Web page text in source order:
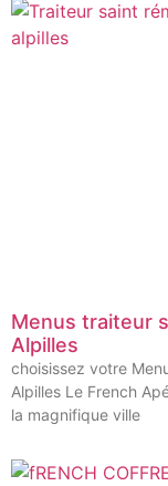
Menus traiteur
Alpilles
choisissez votre
Alpilles Le French
la magnifique ville